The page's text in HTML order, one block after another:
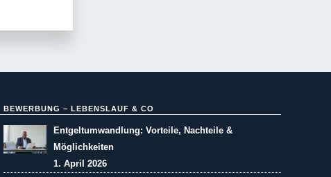
BEWERBUNG – LEBENSLAUF & CO
Entgeltumwandlung: Vorteile, Nachteile &
Möglichkeiten
1. April 2026